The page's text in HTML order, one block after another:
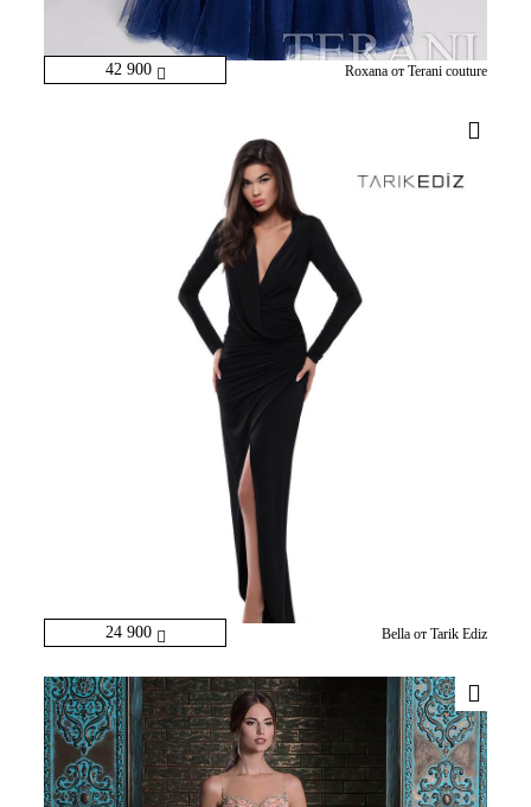
42 900 Roxana от Terani couture
24 900 Bella от Tarik Ediz